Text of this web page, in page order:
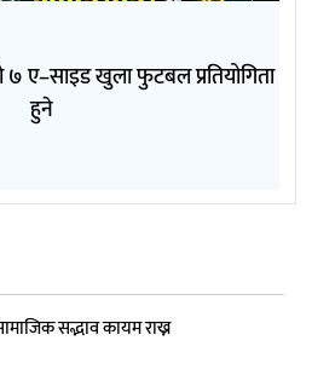
७ ए–साइड खुला फुटबल प्रतियोगिता
हुने
सद्भाव कायम राख्न